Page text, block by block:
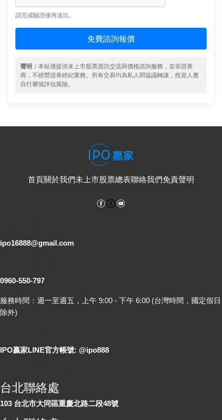
請完成驗證後再送出。
免費諮詢報價
聲明： 本站僅提供未上市股票資訊交流與價格諮詢服務，並非證券
商，不經營證券經紀業務。所有交易均為私人間協議轉讓，投資人應
自行審慎評估風險。
首頁關於我們未上市股票總表聯絡我們免責聲明
Facebook
ipo16888@gmail.com
0960-550-797
服務時間：週一至週五，上午 9:00 - 下午 6:00 (台灣時間，國定假日
除外)
IPO贏家LINE官方帳號: @ipo888
台北聯絡處
103 台北市大同區重慶北路二段48號